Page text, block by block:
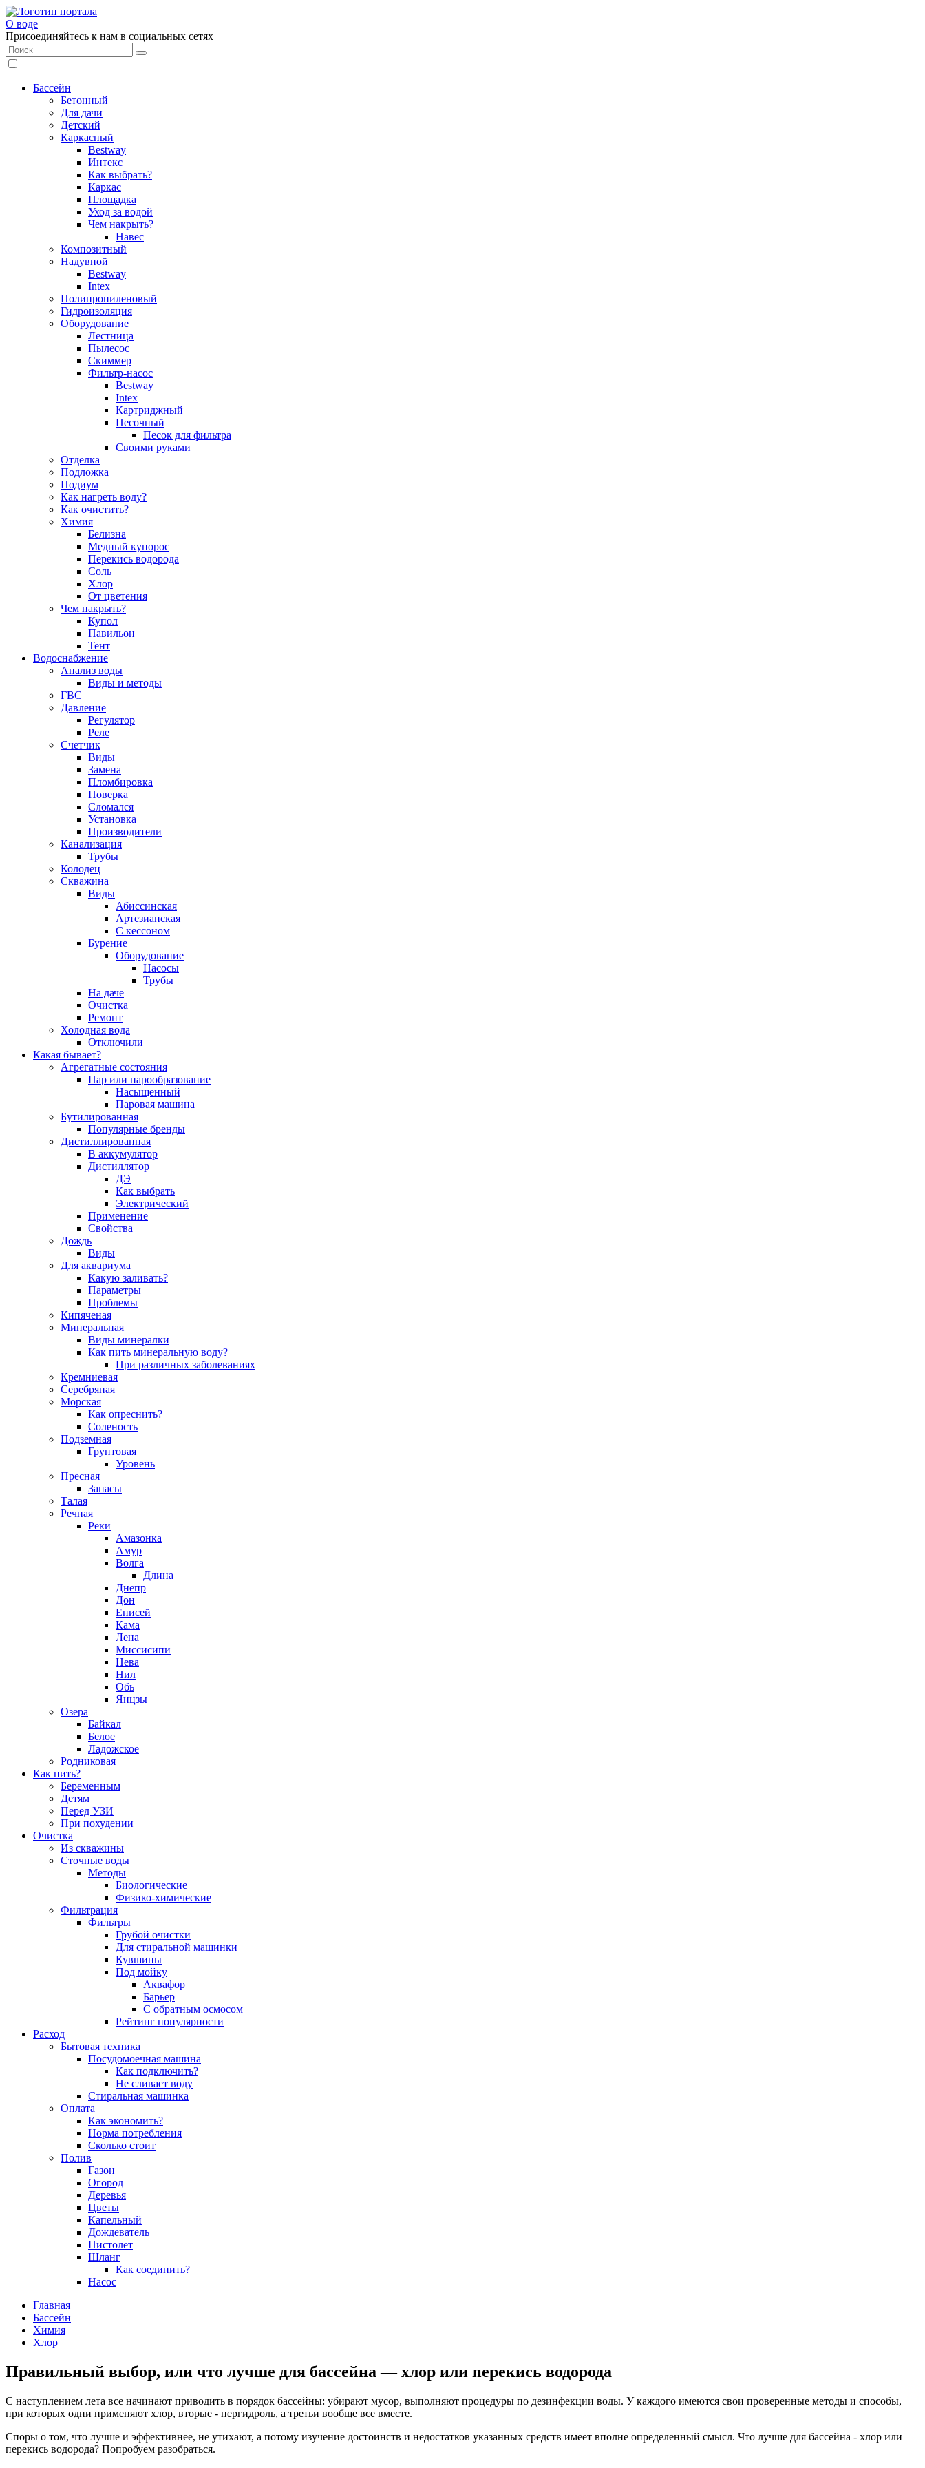
О воде
Присоединяйтесь к нам в социальных сетях
Бассейн
Бетонный
Для дачи
Детский
Каркасный
Bestway
Интекс
Как выбрать?
Каркас
Площадка
Уход за водой
Чем накрыть?
Навес
Композитный
Надувной
Bestway
Intex
Полипропиленовый
Гидроизоляция
Оборудование
Лестница
Пылесос
Скиммер
Фильтр-насос
Bestway
Intex
Картриджный
Песочный
Песок для фильтра
Своими руками
Отделка
Подложка
Подиум
Как нагреть воду?
Как очистить?
Химия
Белизна
Медный купорос
Перекись водорода
Соль
Хлор
От цветения
Чем накрыть?
Купол
Павильон
Тент
Водоснабжение
Анализ воды
Виды и методы
ГВС
Давление
Регулятор
Реле
Счетчик
Виды
Замена
Пломбировка
Поверка
Сломался
Установка
Производители
Канализация
Трубы
Колодец
Скважина
Виды
Абиссинская
Артезианская
С кессоном
Бурение
Оборудование
Насосы
Трубы
На даче
Очистка
Ремонт
Холодная вода
Отключили
Какая бывает?
Агрегатные состояния
Пар или парообразование
Насыщенный
Паровая машина
Бутилированная
Популярные бренды
Дистиллированная
В аккумулятор
Дистиллятор
ДЭ
Как выбрать
Электрический
Применение
Свойства
Дождь
Виды
Для аквариума
Какую заливать?
Параметры
Проблемы
Кипяченая
Минеральная
Виды минералки
Как пить минеральную воду?
При различных заболеваниях
Кремниевая
Серебряная
Морская
Как опреснить?
Соленость
Подземная
Грунтовая
Уровень
Пресная
Запасы
Талая
Речная
Реки
Амазонка
Амур
Волга
Длина
Днепр
Дон
Енисей
Кама
Лена
Миссисипи
Нева
Нил
Обь
Янцзы
Озера
Байкал
Белое
Ладожское
Родниковая
Как пить?
Беременным
Детям
Перед УЗИ
При похудении
Очистка
Из скважины
Сточные воды
Методы
Биологические
Физико-химические
Фильтрация
Фильтры
Грубой очистки
Для стиральной машинки
Кувшины
Под мойку
Аквафор
Барьер
С обратным осмосом
Рейтинг популярности
Расход
Бытовая техника
Посудомоечная машина
Как подключить?
Не сливает воду
Стиральная машинка
Оплата
Как экономить?
Норма потребления
Сколько стоит
Полив
Газон
Огород
Деревья
Цветы
Капельный
Дождеватель
Пистолет
Шланг
Как соединить?
Насос
Главная
Бассейн
Химия
Хлор
Правильный выбор, или что лучше для бассейна — хлор или перекись водорода
С наступлением лета все начинают приводить в порядок бассейны: убирают мусор, выполняют процедуры по дезинфекции воды. У каждого имеются свои проверенные методы и способы,
при которых одни применяют хлор, вторые - пергидроль, а третьи вообще все вместе.
Споры о том, что лучше и эффективнее, не утихают, а потому изучение достоинств и недостатков указанных средств имеет вполне определенный смысл. Что лучше для бассейна - хлор или
перекись водорода? Попробуем разобраться.